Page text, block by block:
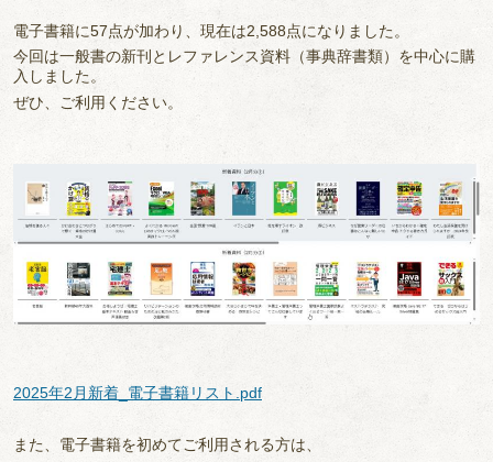
電子書籍に57点が加わり、現在は2,588点になりました。
今回は一般書の新刊とレファレンス資料（事典辞書類）を中心に購
入しました。
ぜひ、ご利用ください。
2025年2月新着_電子書籍リスト.pdf
また、電子書籍を初めてご利用される方は、